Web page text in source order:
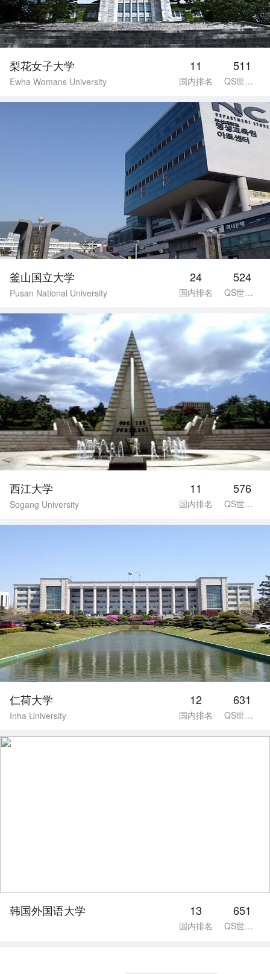
梨花女子大学
Ewha Womans University
511
QS世界排名
11
国内排名
釜山国立大学
Pusan National University
524
QS世界排名
24
国内排名
西江大学
Sogang University
576
QS世界排名
11
国内排名
仁荷大学
Inha University
631
QS世界排名
12
国内排名
韩国外国语大学 651
QS世界排名
13
国内排名